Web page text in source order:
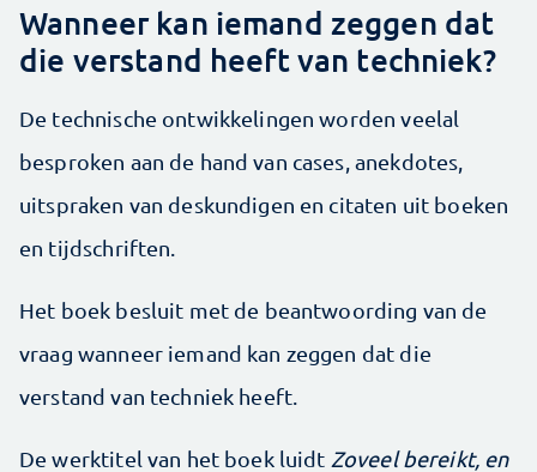
Wanneer kan iemand zeggen dat
die verstand heeft van techniek?
De technische ontwikkelingen worden veelal
besproken aan de hand van cases, anekdotes,
uitspraken van deskundigen en citaten uit boeken
en tijdschriften.
Het boek besluit met de beantwoording van de
vraag wanneer iemand kan zeggen dat die
verstand van techniek heeft.
De werktitel van het boek luidt Zoveel bereikt, en